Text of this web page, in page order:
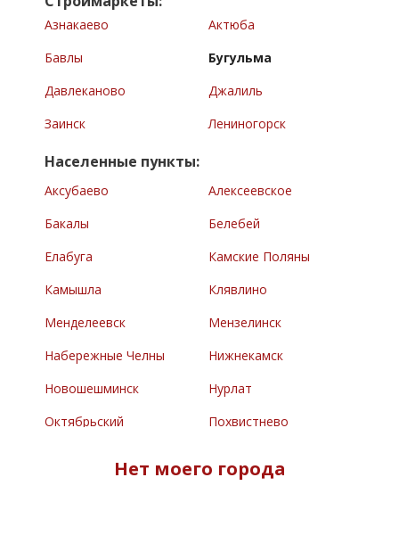
Азнакаево
Актюба
Бавлы
Бугульма
Давлеканово
Джалиль
Заинск
Лениногорск
Населенные пункты:
Аксубаево
Алексеевское
Бакалы
Белебей
Елабуга
Камские Поляны
Камышла
Клявлино
Менделеевск
Мензелинск
Набережные Челны
Нижнекамск
Новошешминск
Нурлат
Октябрьский
Похвистнево
Нет моего города